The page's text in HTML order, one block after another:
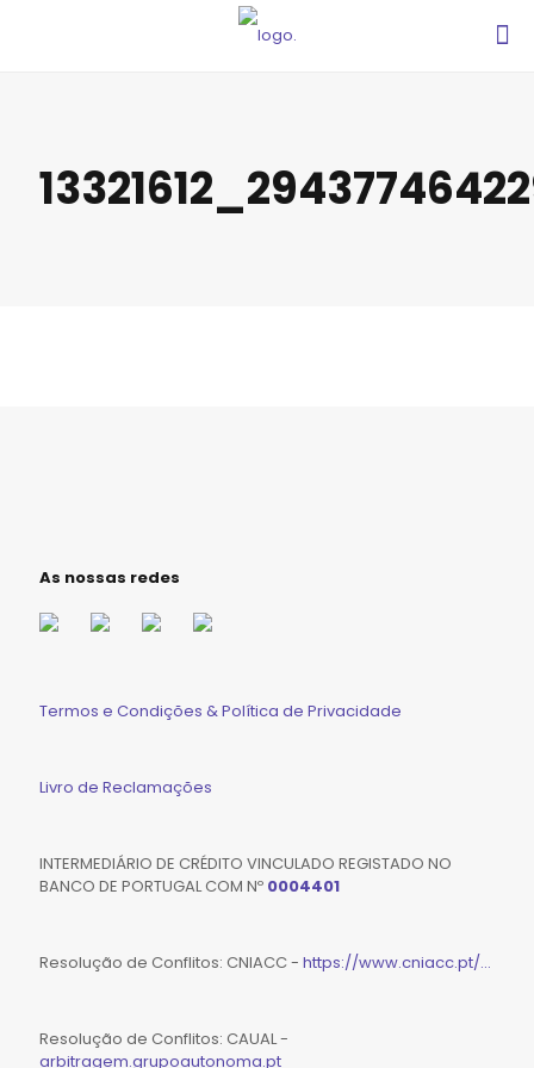
As nossas redes
Termos e Condições & Política de Privacidade
Livro de Reclamações
INTERMEDIÁRIO DE CRÉDITO VINCULADO REGISTADO NO
BANCO DE PORTUGAL COM Nº 0004401
Resolução de Conflitos: CNIACC - https://www.cniacc.pt/...
Resolução de Conflitos: CAUAL -
arbitragem.grupoautonoma.pt